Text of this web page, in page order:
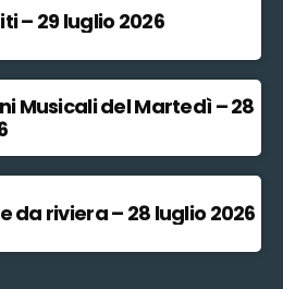
– 29 luglio 2026
Musicali del Martedì – 28
da riviera – 28 luglio 2026